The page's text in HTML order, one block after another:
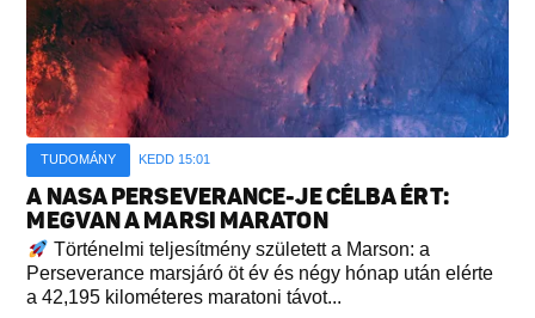
TUDOMÁNY KEDD 15:01
A NASA PERSEVERANCE-JE CÉLBA ÉRT:
MEGVAN A MARSI MARATON
Történelmi teljesítmény született a Marson: a
Perseverance marsjáró öt év és négy hónap után elérte
a 42,195 kilométeres maratoni távot...